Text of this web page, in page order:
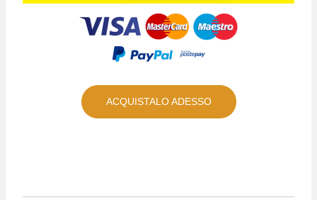
ACQUISTALO ADESSO